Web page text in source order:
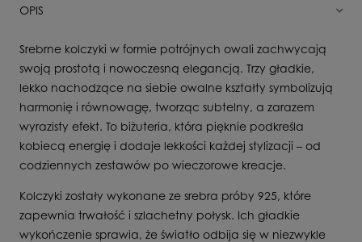
OPIS
Srebrne kolczyki w formie potrójnych owali zachwycają
swoją prostotą i nowoczesną elegancją. Trzy gładkie,
lekko nachodzące na siebie owalne kształty symbolizują
harmonię i równowagę, tworząc subtelny, a zarazem
wyrazisty efekt. To biżuteria, która pięknie podkreśla
kobiecą energię i dodaje lekkości każdej stylizacji – od
codziennych zestawów po wieczorowe kreacje.
Kolczyki zostały wykonane ze srebra próby 925, które
zapewnia trwałość i szlachetny połysk. Ich gładkie
wykończenie sprawia, że światło odbija się w niezwykle